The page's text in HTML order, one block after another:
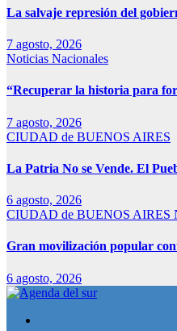
La salvaje represión del
7 agosto, 2026
Noticias Nacionales
“Recuperar la historia para
7 agosto, 2026
CIUDAD de BUENOS AIRES
La Patria No se Vende. El
6 agosto, 2026
CIUDAD de BUENOS AIRES
Gran movilización popular
6 agosto, 2026